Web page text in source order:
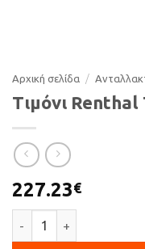
Αρχική σελίδα /
Τιμόνι
227.23€